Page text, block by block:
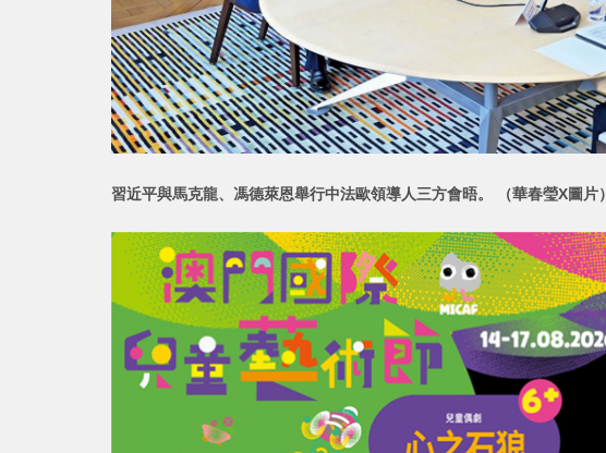
習近平與馬克龍、馮德萊恩舉行中法歐領導人三方會晤。 （華春瑩X圖片）